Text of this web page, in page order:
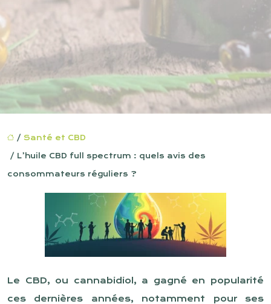
/ Santé et CBD
/ L’huile CBD full spectrum : quels avis des
consommateurs réguliers ?
Le CBD, ou cannabidiol, a gagné en popularité
ces dernières années, notamment pour ses